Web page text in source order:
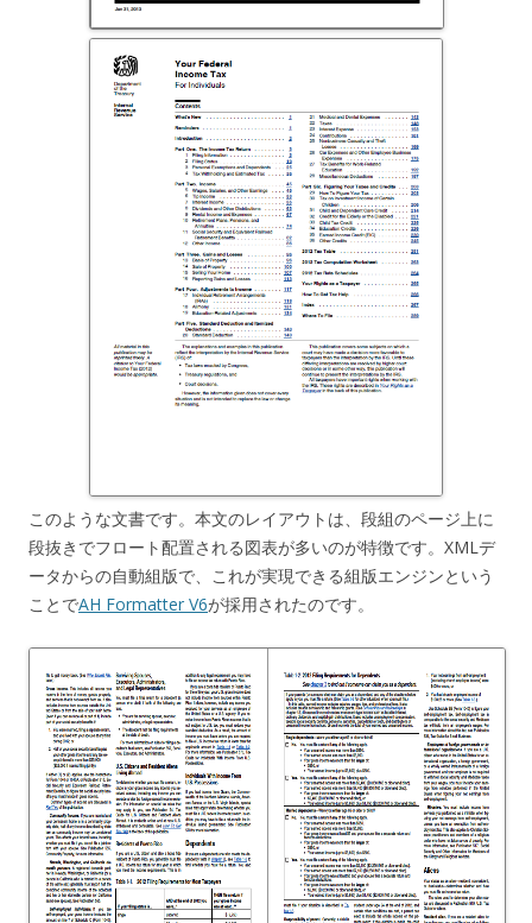
このような文書です。本文のレイアウトは、段組のページ上に
段抜きでフロート配置される図表が多いのが特徴です。XMLデ
ータからの自動組版で、これが実現できる組版エンジンという
ことでAH Formatter V6が採用されたのです。